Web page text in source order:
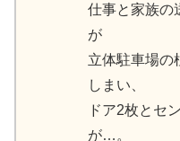
仕事と家族の
が
立体駐車場の
しまい、
ドア2枚とセ
が…。